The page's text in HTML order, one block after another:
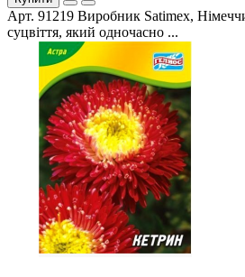
Арт. 91219 Виробник Satimex,
суцвіття, який одночасно ...